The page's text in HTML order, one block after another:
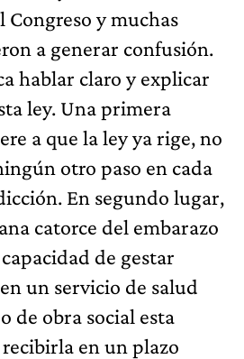
y muchas
a generar confusión.
hablar claro y explicar
ley. Una primera
a que la ley ya rige, no
otro paso en cada
En segundo lugar,
catorce del embarazo
de gestar
un servicio de salud
de obra social esta
en un plazo